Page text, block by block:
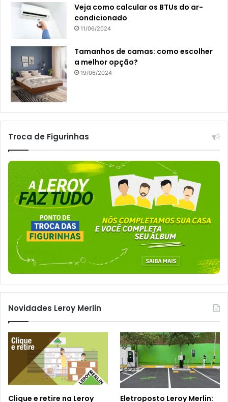
Veja como calcular os BTUs do ar-
condicionado
11/06/2024
Tamanhos de camas: como escolher
a melhor opção?
19/06/2024
Troca de Figurinhas
Novidades Leroy Merlin
Clique e retire na Leroy
Eletroposto Leroy Merlin: